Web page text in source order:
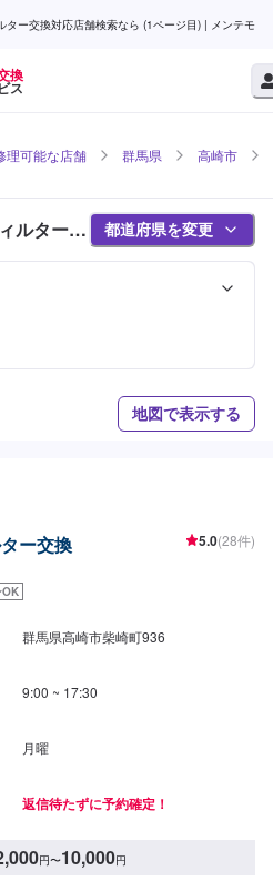
ター交換対応店舗検索なら (1ページ目) | メンテモ
換
ス
理可能な店舗 群馬県 高崎市
ルター交
目)
都道府県を変更
地図で表示する
ー交換 5.0(28件)
OK
群馬県高崎市柴崎町936
9:00 ~ 17:30
月曜
返信待たずに予約確定！
円〜10,000円